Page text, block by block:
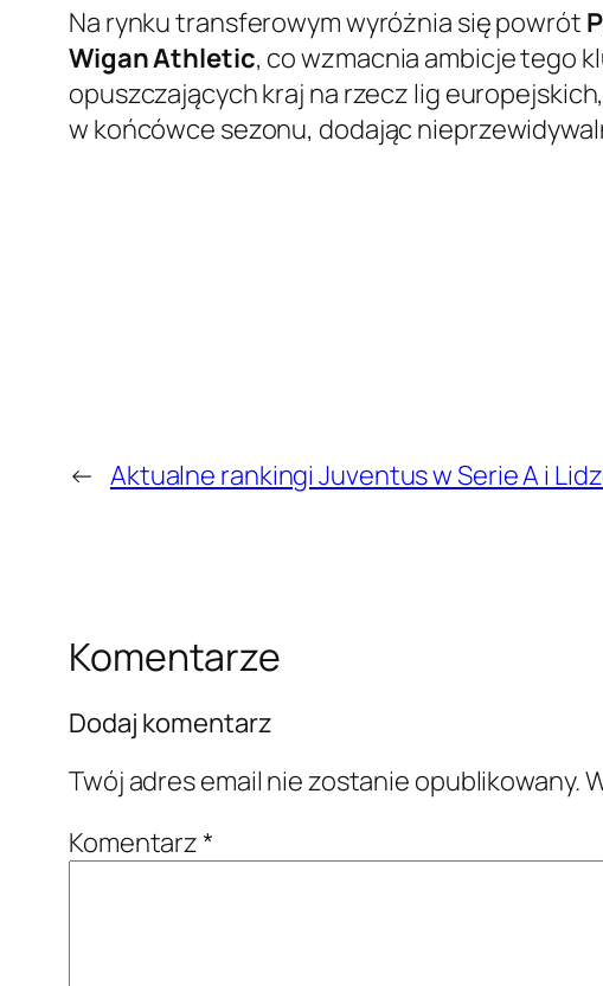
Na rynku transferowym wyróżnia się powrót
Wigan Athletic, co wzmacnia ambicje tego
opuszczających kraj na rzecz lig
w końcówce sezonu, dodając
← Aktualne rankingi Juventus w Serie A i
Komentarze
Dodaj komentarz
Twój adres email nie zostanie opublikowany.
Komentarz*